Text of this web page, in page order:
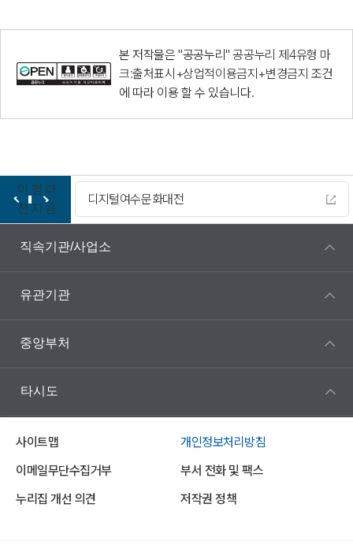
본 저작물은 "공공누리"공공누리 제4유형 마
크:출처표시+상업적이용금지+변경금지 조건
에 따라 이용 할 수 있습니다.
이
전
정
지
다
음
디지털여수문화대전
직속기관/사업소
유관기관
중앙부처
타시도
사이트맵
개인정보처리방침
이메일무단수집거부
부서 전화 및 팩스
누리집 개선 의견
저작권 정책